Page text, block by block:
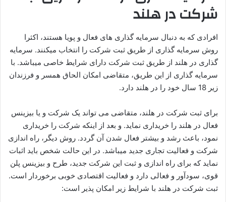
شرکت در هلند
افرادی که به دنبال سرمایه گذاری های فعال و پویا هستند، اکثرا
روش سرمایه گذاری از طریق ثبت شرکت را انتخاب میکنند. سرمایه
گذاری در هلند از طریق ثبت شرکت دارای شرایط خاصی میباشد. با
سرمایه گذاری از این طریق، متقاضی امکان الحاق همسر و فرزندان
زیر 18 سال خود را در هلند دارد.
برای ثبت شرکت در هلند، متقاضی می تواند یک شرکت و یا بیزینس
فعال در هلند را خریداری نماید. و بعد از اینکه شرکت را خریداری
نمود، باعث رشد و بیشتر فعال شدن آن گردد. روش دیگر، راه اندازی
شرکت و فعالیت تجاری جدید میباشد. در این حالت شخص باید اثبات
نماید که برای راه اندازی و ثبت این شرکت جدید، طرح و بیزینس پلن
قوی، سودآور و فعالی دارد و فعالیت اقتصادی خوبی برخوردار است.
ثبت شرکت در هلند با شرایط زیر امکان پذیر است: